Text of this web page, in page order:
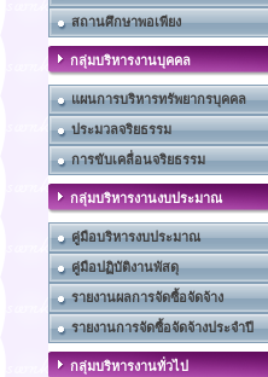
สถานศึกษาพอเพียง
กลุ่มบริหารงานบุคคล
แผนการบริหารทรัพยากรบุคคล
ประมวลจริยธรรม
การขับเคลื่อนจริยธรรม
กลุ่มบริหารงานงบประมาณ
คู่มือบริหารงบประมาณ
คู่มือปฏิบัติงานพัสดุ
รายงานผลการจัดซื้อจัดจ้าง
รายงานการจัดซื้อจัดจ้างประจำปี
กลุ่มบริหารงานทั่วไป